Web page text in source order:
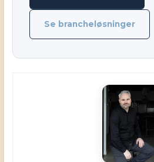
Se brancheløsninger